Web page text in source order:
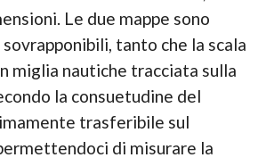
Le due mappe sono
tanto che la scala
miglia nautiche tracciata sulla
la consuetudine del
trasferibile sul
di misurare la